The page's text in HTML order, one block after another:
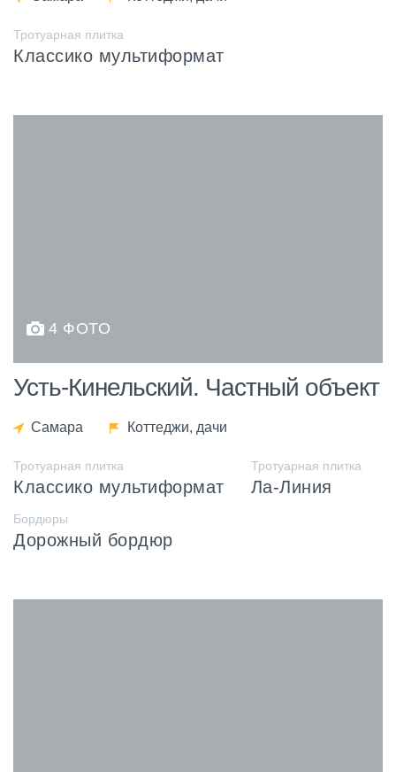
Тротуарная плитка
Классико мультиформат
4 ФОТО
Усть-Кинельский. Частный объект
Самара Коттеджи, дачи
Тротуарная плитка
Классико мультиформат
Тротуарная плитка
Ла-Линия
Бордюры
Дорожный бордюр